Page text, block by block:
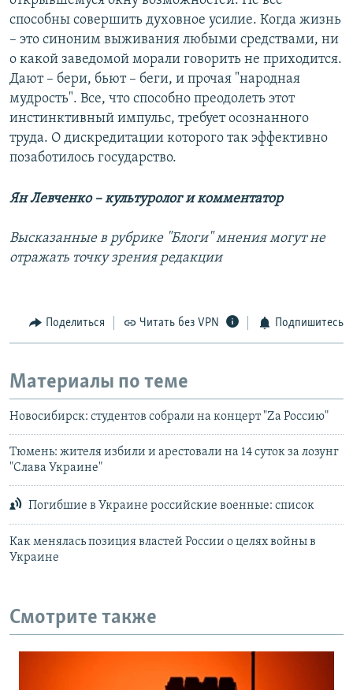
способны совершить духовное усилие. Когда жизнь
– это синоним выживания любыми средствами, ни
о какой заведомой морали говорить не приходится.
Дают – бери, бьют – беги, и прочая "народная
мудрость". Все, что способно преодолеть этот
инстинктивный импульс, требует осознанного
труда. О дискредитации которого так эффективно
позаботилось государство.
Ян Левченко – культуролог и комментатор
Высказанные в рубрике "Блоги" мнения могут не
отражать точку зрения редакции
Поделиться Читать без VPN Подпишитесь
Материалы по теме
Новосибирск: студентов собрали на концерт "Za Россию"
Тюмень: жителя избили и арестовали на 14 суток за лозунг
"Слава Украине"
Погибшие в Украине российские военные: список
Как менялась позиция властей России о целях войны в
Украине
Смотрите также